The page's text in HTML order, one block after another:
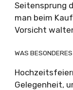
Seitensprung
man beim
Vorsicht
WAS
Gelegenheit,